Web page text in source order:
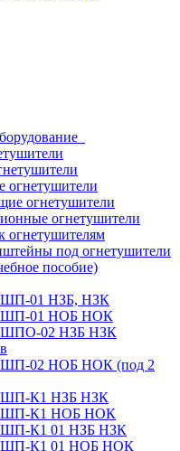
огнетушители
огнетушители
огнетушители
огнетушителям
под огнетушители
пособие)
01 НЗБ, НЗК
ШП-01 НОБ НОК
ШПО-02 НЗБ НЗК
02 НОБ НОК (под 2
ШП-К1 НЗБ НЗК
ШП-К1 НОБ НОК
К1 01 НЗБ НЗК
ШП-К1 01 НОБ НОК